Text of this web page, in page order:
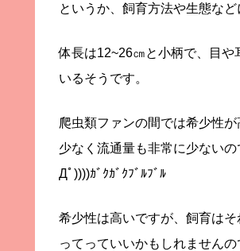
というか、飼育方法や生態な
体長は12~26㎝と小柄で、目
いるそうです。
爬虫類ファンの間では希少性
少なく流通量も非常に少ない
Дﾟ))))ｶﾞｸｶﾞｸﾌﾞﾙﾌﾞﾙ
希少性は高いですが、飼育は
ってっていいかもしれませんの